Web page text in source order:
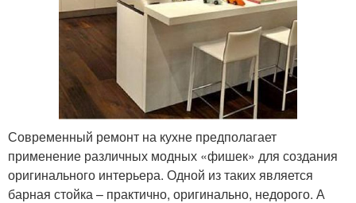
Современный ремонт на кухне предполагает
применение различных модных «фишек» для создания
оригинального интерьера. Одной из таких является
барная стойка – практично, оригинально, недорого. А